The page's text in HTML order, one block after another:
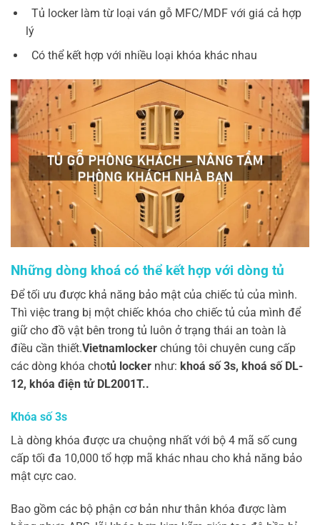
Tủ locker làm từ loại ván gỗ MFC/MDF với giá cả hợp
lý
Có thể kết hợp với nhiều loại khóa khác nhau
Những dòng khoá có thể kết hợp với dòng tủ
Để tối ưu được khả năng bảo mật của chiếc tủ của mình.
Thì việc trang bị một chiếc khóa cho chiếc tủ của mình để
giữ cho đồ vật bên trong tủ luôn ở trạng thái an toàn là
điều cần thiết.Vietnamlocker chúng tôi chuyên cung cấp
các dòng khóa chotủ locker như: khoá số 3s, khoá số DL-
12, khóa điện tử DL2001T..
Khóa số 3s
Là dòng khóa được ưa chuộng nhất với bộ 4 mã số cung
cấp tối đa 10,000 tổ hợp mã khác nhau cho khả năng bảo
mật cực cao.
Bao gồm các bộ phận cơ bản như thân khóa được làm